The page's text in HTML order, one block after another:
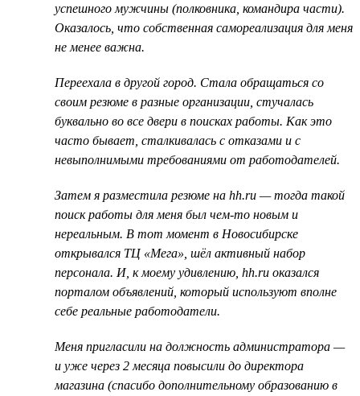
успешного мужчины (полковника, командира части).
Оказалось, что собственная самореализация для меня
не менее важна.
Переехала в другой город. Стала обращаться со
своим резюме в разные организации, стучалась
буквально во все двери в поисках работы. Как это
часто бывает, сталкивалась с отказами и с
невыполнимыми требованиями от работодателей.
Затем я разместила резюме на hh.ru — тогда такой
поиск работы для меня был чем-то новым и
нереальным. В тот момент в Новосибирске
открывался ТЦ «Мега», шёл активный набор
персонала. И, к моему удивлению, hh.ru оказался
порталом объявлений, который используют вполне
себе реальные работодатели.
Меня пригласили на должность администратора —
и уже через 2 месяца повысили до директора
магазина (спасибо дополнительному образованию в